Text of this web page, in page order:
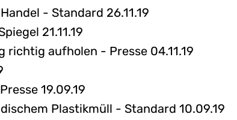
- Standard 26.11.19
21.11.19
aufholen - Presse 04.11.19
19.09.19
Plastikmüll - Standard 10.09.19